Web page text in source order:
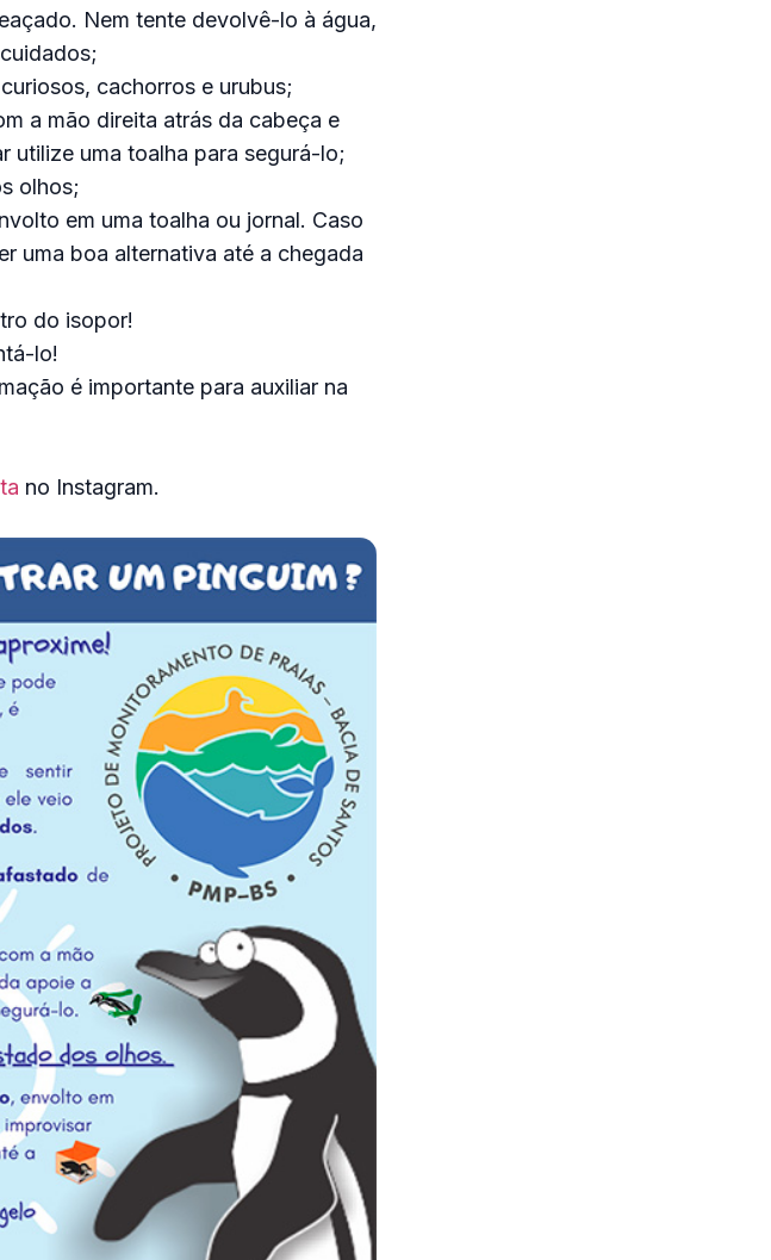
Nem tente devolvê-lo à água,
cachorros e urubus;
a mão direita atrás da cabeça e
utilize uma toalha para segurá-lo;
olhos;
em uma toalha ou jornal. Caso
uma boa alternativa até a chegada
do isopor!
lo!
é importante para auxiliar na
no Instagram.